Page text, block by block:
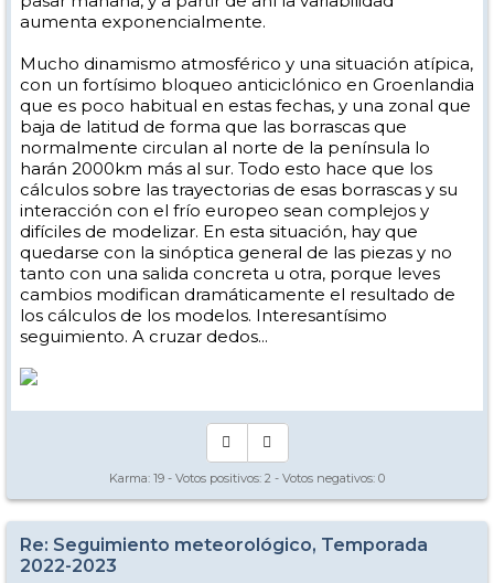
aumenta exponencialmente.
Mucho dinamismo atmosférico y una situación atípica,
con un fortísimo bloqueo anticiclónico en Groenlandia
que es poco habitual en estas fechas, y una zonal que
baja de latitud de forma que las borrascas que
normalmente circulan al norte de la península lo
harán 2000km más al sur. Todo esto hace que los
cálculos sobre las trayectorias de esas borrascas y su
interacción con el frío europeo sean complejos y
difíciles de modelizar. En esta situación, hay que
quedarse con la sinóptica general de las piezas y no
tanto con una salida concreta u otra, porque leves
cambios modifican dramáticamente el resultado de
los cálculos de los modelos. Interesantísimo
seguimiento. A cruzar dedos...
Karma: 19 - Votos positivos: 2 - Votos negativos: 0
Re: Seguimiento meteorológico, Temporada
2022-2023